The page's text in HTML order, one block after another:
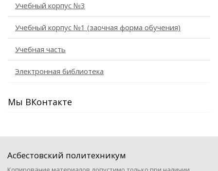
Учебный корпус №3
Учебный корпус №1 (заочная форма обучения)
Учебная часть
Электронная библиотека
Мы ВКонтакте
Асбестовский политехникум